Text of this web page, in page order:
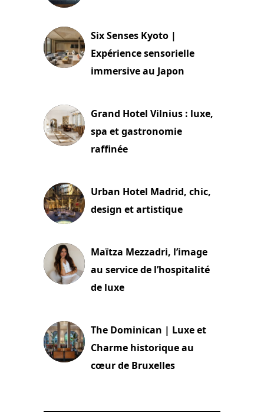
Six Senses Kyoto |
Expérience sensorielle
immersive au Japon
Grand Hotel Vilnius : luxe,
spa et gastronomie
raffinée
Urban Hotel Madrid, chic,
design et artistique
Maïtza Mezzadri, l’image
au service de l’hospitalité
de luxe
The Dominican | Luxe et
Charme historique au
cœur de Bruxelles